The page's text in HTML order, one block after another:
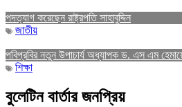
পদত্যাগ করেছেন রাষ্ট্রপতি সাহাবুদ্দিন
জাতীয়
পবিপ্রবির নতুন উপাচার্য অধ্যাপক ড. এস এম
শিক্ষা
বুলেটিন বার্তার জনপ্রিয়